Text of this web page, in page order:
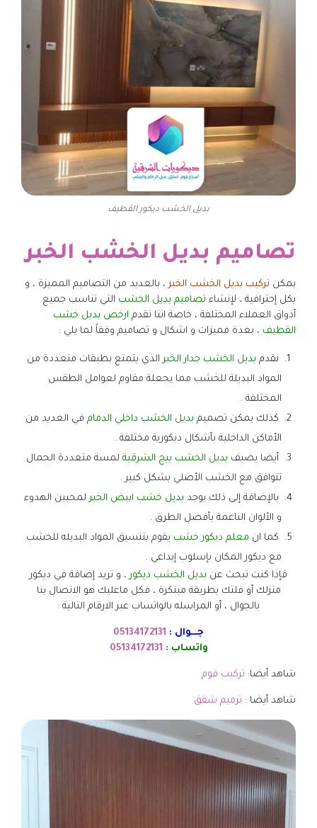
بديل الخشب ديكور القطيف
تصاميم بديل الخشب الخبر
يمكن تركيب بديل الخشب الخبر، بالعديد من التصاميم المميزة ، و
بكل إحترافية ، لإنشاء تصاميم بديل الخشب التي تناسب جميع
أذواق العملاء المختلفة ، خاصة اننا نقدم ارخص بديل خشب
القطيف ، بعدة مميزات و اشكال و تصاميم وفقاً لما يلي :
نقدم بديل الخشب جدار الخبرالذي يتمتع بطبقات متعددة من
المواد البديلة للخشب مما يجعلة مقاوم لعوامل الطقس
المختلفة .
كذلك يمكن تصميم بديل الخشب داخلي الدمام في العديد من
الأماكن الداخلية بأشكال ديكورية مختلفة .
أيضا يضيف بديل الخشب بيج الشرقية لمسة متعددة الجمال
تتوافق مع الخشب الأصلي بشكل كبير .
بالإضافة إلى ذلك يوجد بديل خشب ابيض الخبرلمحبين الهدوء
و الألوان الناعمة بأفضل الطرق .
كما ان معلم ديكور خشب يقوم بتنسيق المواد البديله للخشب
مع ديكور المكان بإسلوب إبداعي .
فإذا كنت تبحث عن بديل الخشب ديكور، و تريد إضافة في ديكور
منزلك أو فلتك بطريقة مبتكرة ، فكل ماعليك هو الاتصال بنا
بالجوال ، أو المراسله بالواتساب عبر الارقام التالية :
جـــوال : 05134172131
واتساب : 05134172131
شاهد أيضا: تركيب فوم
شاهد أيضا : ترميم شقق